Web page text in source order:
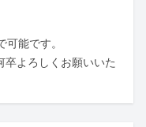
能です。
卒よろしくお願いいた